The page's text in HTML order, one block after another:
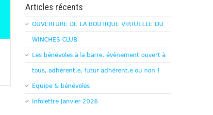
Articles récents
OUVERTURE DE LA BOUTIQUE VIRTUELLE DU
WINCHES CLUB
Les bénévoles à la barre, évènement ouvert à
tous, adhérent.e, futur adhérent.e ou non !
Equipe & bénévoles
Infolettre Janvier 2026